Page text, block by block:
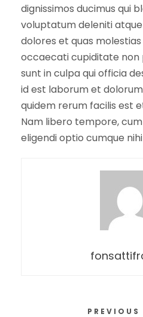
dignissimos ducimus qui
voluptatum deleniti
dolores et quas
occaecati cupiditate non
sunt in culpa qui officia
id est laborum et
quidem rerum facilis est
Nam libero tempore,
eligendi optio cumque
PREVIOUS